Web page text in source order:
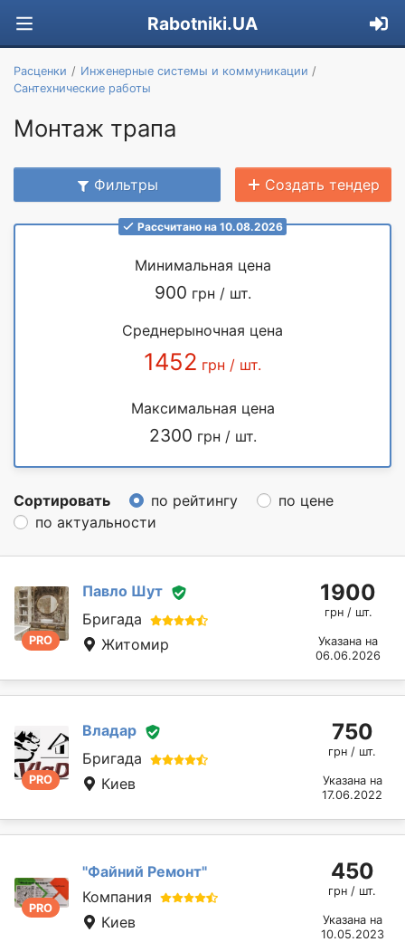
Rabotniki.UA
Расценки
Инженерные системы и коммуникации
Сантехнические работы
Монтаж трапа
Фильтры Создать тендер
Рассчитано на 10.08.2026
Минимальная цена
900 грн / шт.
Среднерыночная цена
1452 грн / шт.
Максимальная цена
2300 грн / шт.
Сортировать по рейтингу
по цене
по актуальности
PRO
Павло Шут
Бригада
Житомир
1900
грн / шт.
Указана на
06.06.2026
PRO
Владар
Бригада
Киев
750
грн / шт.
Указана на
17.06.2022
PRO
"Файний Ремонт"
Компания
Киев
450
грн / шт.
Указана на
10.05.2023